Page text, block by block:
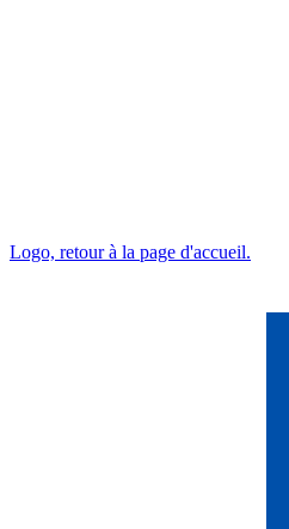
Logo, retour à la page d'accueil.